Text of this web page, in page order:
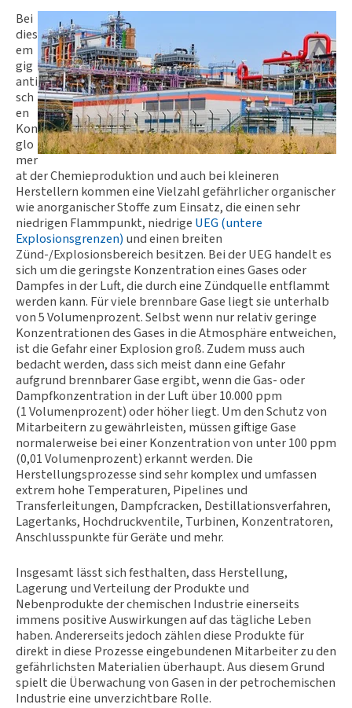
Bei
dies
em
gig
anti
sch
en
Kon
glo
mer
at der Chemieproduktion und auch bei kleineren
Herstellern kommen eine Vielzahl gefährlicher organischer
wie anorganischer Stoffe zum Einsatz, die einen sehr
niedrigen Flammpunkt, niedrige UEG (untere
Explosionsgrenzen) und einen breiten
Zünd-/Explosionsbereich besitzen. Bei der UEG handelt es
sich um die geringste Konzentration eines Gases oder
Dampfes in der Luft, die durch eine Zündquelle entflammt
werden kann. Für viele brennbare Gase liegt sie unterhalb
von 5 Volumenprozent. Selbst wenn nur relativ geringe
Konzentrationen des Gases in die Atmosphäre entweichen,
ist die Gefahr einer Explosion groß. Zudem muss auch
bedacht werden, dass sich meist dann eine Gefahr
aufgrund brennbarer Gase ergibt, wenn die Gas- oder
Dampfkonzentration in der Luft über 10.000 ppm
(1 Volumenprozent) oder höher liegt. Um den Schutz von
Mitarbeitern zu gewährleisten, müssen giftige Gase
normalerweise bei einer Konzentration von unter 100 ppm
(0,01 Volumenprozent) erkannt werden. Die
Herstellungsprozesse sind sehr komplex und umfassen
extrem hohe Temperaturen, Pipelines und
Transferleitungen, Dampfcracken, Destillationsverfahren,
Lagertanks, Hochdruckventile, Turbinen, Konzentratoren,
Anschlusspunkte für Geräte und mehr.
Insgesamt lässt sich festhalten, dass Herstellung,
Lagerung und Verteilung der Produkte und
Nebenprodukte der chemischen Industrie einerseits
immens positive Auswirkungen auf das tägliche Leben
haben. Andererseits jedoch zählen diese Produkte für
direkt in diese Prozesse eingebundenen Mitarbeiter zu den
gefährlichsten Materialien überhaupt. Aus diesem Grund
spielt die Überwachung von Gasen in der petrochemischen
Industrie eine unverzichtbare Rolle.